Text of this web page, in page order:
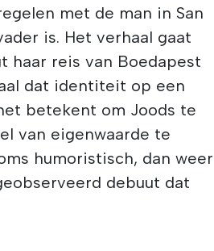
met de man in San
is. Het verhaal gaat
haar reis van Boedapest
dat identiteit op een
betekent om Joods te
van eigenwaarde te
humoristisch, dan weer
debuut dat